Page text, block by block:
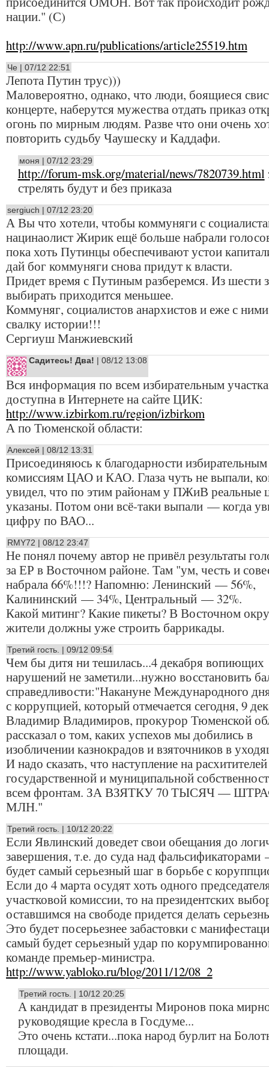
нации." (С)
http://www.apn.ru/publications/article25519.htm
Че | 07/12 22:51
Лепота Путин трус)))
Маловероятно, однако, что люди, боящиеся
концерте, наберутся мужества отдать приказ
огонь по мирным людям. Разве что они очень
повторить судьбу Чаушеску и Каддафи.
моня | 07/12 23:29
http://forum-msk.org/material/news/7820739.html
стрелять будут и без приказа
sergiuch | 07/12 23:20
А Вы что хотели, чтобы коммуняги с
нацинаолист Жирик ещё больше набрали
пока хоть Путинцы обеспечивают устои
дай бог коммуняги снова придут к власти.
Придет время с Путиным разберемся. Из шести
выбирать приходится меньшее.
Коммуняг, социалистов анархистов и еже с
свалку истории!!!
Сергиуш Манжиевский
Садитесь! Два! | 08/12 13:08
Вся информация по всем избирательным
доступна в Интернете на сайте ЦИК:
http://www.izbirkom.ru/region/izbirkom
А по Тюменской области:
Алексей | 08/12 13:31
Присоединяюсь к благодарности избирательным
комиссиям ЦАО и КАО. Глаза чуть не выпали,
увидел, что по этим районам у ПЖиВ реальные
указаны. Потом они всё-таки выпали — когда
цифру по ВАО...
RMY72 | 08/12 23:47
Не понял почему автор не привёл результаты
за ЕР в Восточном районе. Там "ум, честь и
набрала 66%!!!? Напомню: Ленинский — 56%,
Калининский — 34%, Центральный — 32%.
Какой митинг? Какие пикеты? В Восточном
жители должны уже строить баррикады.
Третий гость. | 09/12 09:54
Чем бы дитя ни тешилась...4 декабря вопиющих
нарушений не заметили...нужно восстановить
справедливости:"Накануне Международного
с коррупцией, который отмечается сегодня, 9
Владимир Владимиров, прокурор Тюменской
рассказал о том, каких успехов мы добились в
изобличении казнокрадов и взяточников в
И надо сказать, что наступление на расхитителей
государственной и муниципальной
всем фронтам. ЗА ВЗЯТКУ 70 ТЫСЯЧ —
МЛН."
Третий гость. | 10/12 20:22
Если Явлинский доведет свои обещания до
завершения, т.е. до суда над
будет самый серьезный шаг в борьбе с
Если до 4 марта осудят хоть одного
участковой комиссии, то на президентских
оставшимся на свободе придется делать
Это будет посерьезнее забастовки с
самый будет серьезный удар по
команде премьер-министра.
http://www.yabloko.ru/blog/2011/12/08_2
Третий гость. | 10/12 20:25
А кандидат в президенты Миронов пока
руководящие кресла в Госдуме...
Это очень кстати...пока народ бурлит на
площади.